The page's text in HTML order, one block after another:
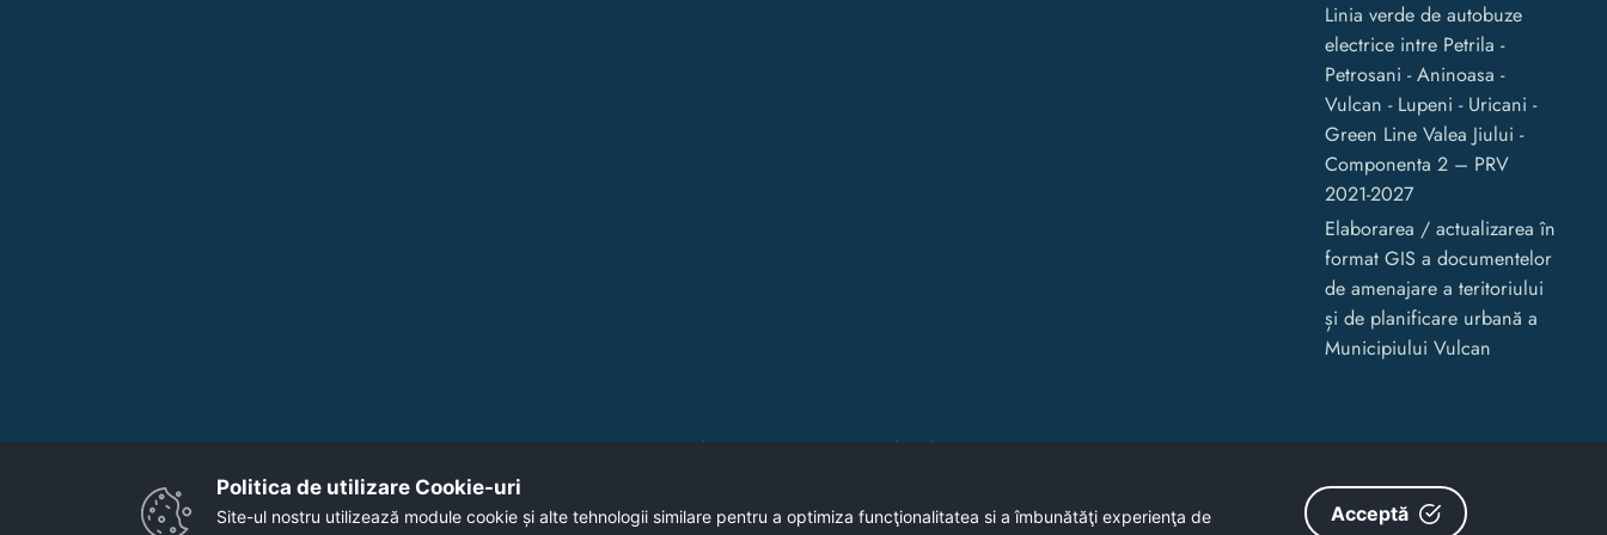
Linia verde de autobuze
electrice intre Petrila -
Petrosani - Aninoasa -
Vulcan - Lupeni - Uricani -
Green Line Valea Jiului -
Componenta 2 – PRV
2021-2027
Elaborarea / actualizarea în
format GIS a documentelor
de amenajare a teritoriului
și de planificare urbană a
Municipiului Vulcan
Copyright © 2020 - Primaria Municipiului Vulcan
Politica de utilizare Cookie-uri‎
Site-ul nostru utilizează module cookie și alte tehnologii similare pentru a optimiza funcţionalitatea si a îmbunătăţi experienţa de
Acceptă